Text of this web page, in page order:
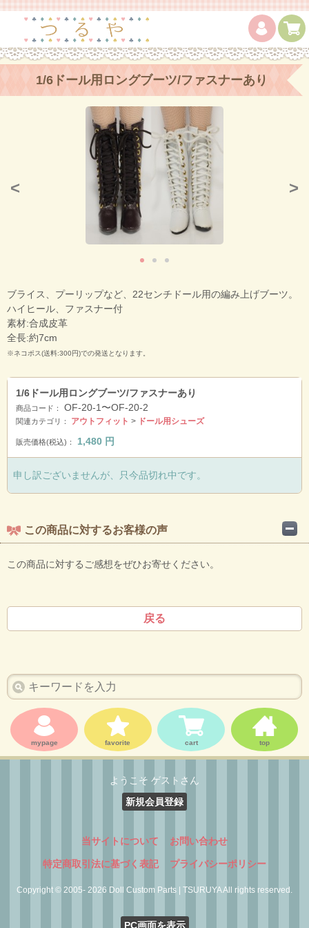
1/6ドール用ロングブーツ/ファスナーあり
< >
ブライス、プーリップなど、22センチドール用の編み上げブーツ。
ハイヒール、ファスナー付
素材:合成皮革
全長:約7cm
※ネコポス(送料:300円)での発送となります。
1/6ドール用ロングブーツ/ファスナーあり
商品コード： OF-20-1〜OF-20-2
関連カテゴリ： アウトフィット > ドール用シューズ
販売価格(税込)： 1,480 円
申し訳ございませんが、只今品切れ中です。
この商品に対するお客様の声
この商品に対するご感想をぜひお寄せください。
戻る
mypage favorite cart top
ようこそ ゲストさん
新規会員登録
当サイトについて お問い合わせ
特定商取引法に基づく表記 プライバシーポリシー
Copyright © 2005- 2026 Doll Custom Parts | TSURUYA All rights reserved.
PC画面を表示